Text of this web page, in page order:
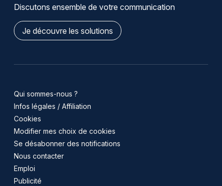
Discutons ensemble de votre communication
Je découvre les solutions
Qui sommes-nous ?
Infos légales / Affiliation
Cookies
Modifier mes choix de cookies
Se désabonner des notifications
Nous contacter
Emploi
Publicité